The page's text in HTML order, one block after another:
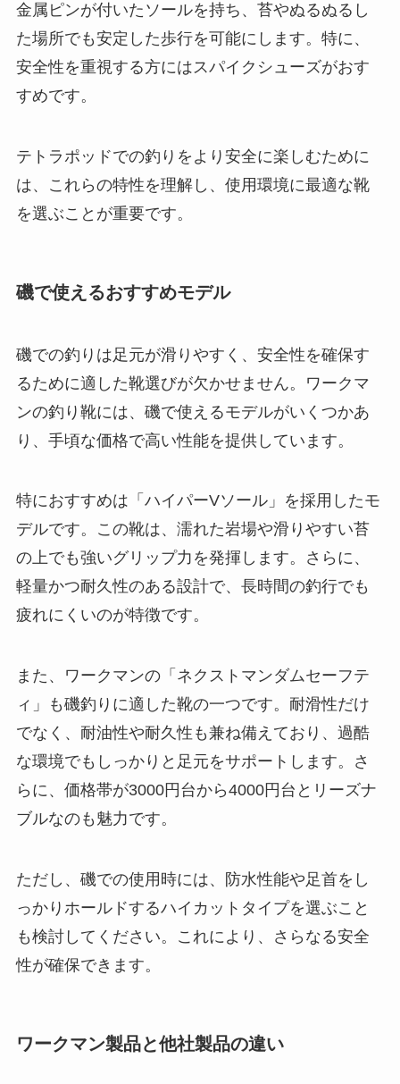
金属ピンが付いたソールを持ち、苔やぬるぬるし
た場所でも安定した歩行を可能にします。特に、
安全性を重視する方にはスパイクシューズがおす
すめです。
テトラポッドでの釣りをより安全に楽しむために
は、これらの特性を理解し、使用環境に最適な靴
を選ぶことが重要です。
磯で使えるおすすめモデル
磯での釣りは足元が滑りやすく、安全性を確保す
るために適した靴選びが欠かせません。ワークマ
ンの釣り靴には、磯で使えるモデルがいくつかあ
り、手頃な価格で高い性能を提供しています。
特におすすめは「ハイパーVソール」を採用したモ
デルです。この靴は、濡れた岩場や滑りやすい苔
の上でも強いグリップ力を発揮します。さらに、
軽量かつ耐久性のある設計で、長時間の釣行でも
疲れにくいのが特徴です。
また、ワークマンの「ネクストマンダムセーフテ
ィ」も磯釣りに適した靴の一つです。耐滑性だけ
でなく、耐油性や耐久性も兼ね備えており、過酷
な環境でもしっかりと足元をサポートします。さ
らに、価格帯が3000円台から4000円台とリーズナ
ブルなのも魅力です。
ただし、磯での使用時には、防水性能や足首をし
っかりホールドするハイカットタイプを選ぶこと
も検討してください。これにより、さらなる安全
性が確保できます。
ワークマン製品と他社製品の違い